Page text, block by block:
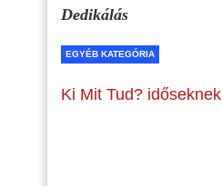
Dedikálás
EGYÉB KATEGÓRIA
Ki Mit Tud? időseknek